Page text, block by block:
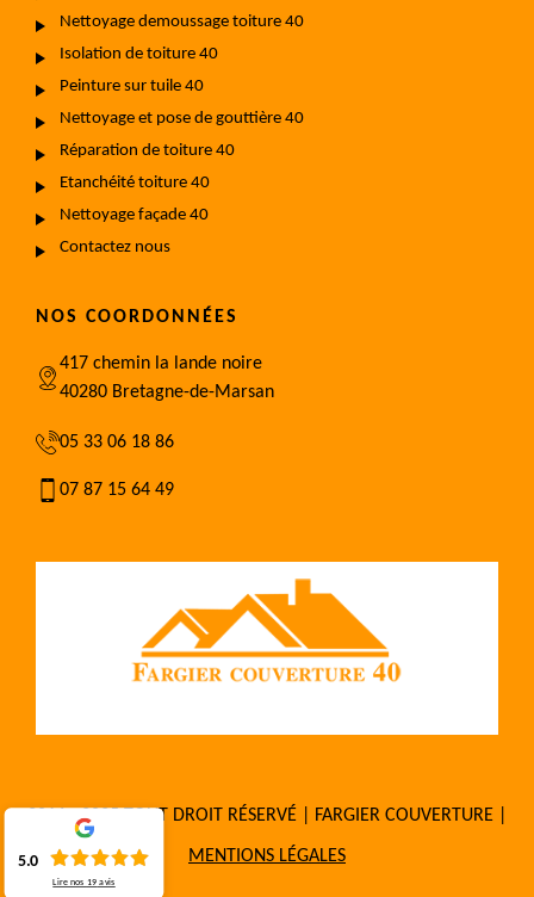
Nettoyage demoussage toiture 40
Isolation de toiture 40
Peinture sur tuile 40
Nettoyage et pose de gouttière 40
Réparation de toiture 40
Etanchéité toiture 40
Nettoyage façade 40
Contactez nous
NOS COORDONNÉES
417 chemin la lande noire
40280 Bretagne-de-Marsan
05 33 06 18 86
07 87 15 64 49
2016 - 2025 TOUT DROIT RÉSERVÉ | FARGIER COUVERTURE |
MENTIONS LÉGALES
5.0
Lire nos19 avis